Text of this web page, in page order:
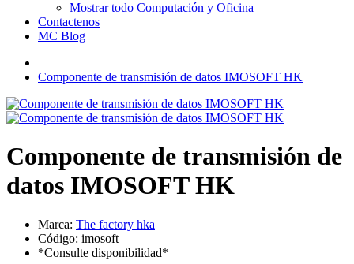
Mostrar todo Computación y Oficina
Contactenos
MC Blog
Componente de transmisión de datos IMOSOFT HK
Componente de transmisión de
datos IMOSOFT HK
Marca: The factory hka
Código: imosoft
*Consulte disponibilidad*